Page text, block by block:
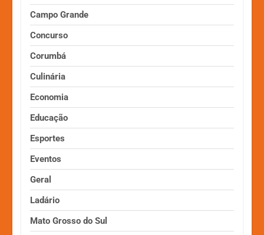
Campo Grande
Concurso
Corumbá
Culinária
Economia
Educação
Esportes
Eventos
Geral
Ladário
Mato Grosso do Sul